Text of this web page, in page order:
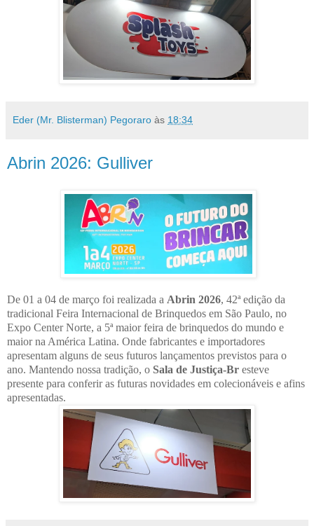
Eder (Mr. Blisterman) Pegoraro às 18:34
Abrin 2026: Gulliver
De 01 a 04 de março foi realizada a Abrin 2026, 42ª edição da
tradicional Feira Internacional de Brinquedos em São Paulo, no
Expo Center Norte, a 5ª maior feira de brinquedos do mundo e
maior na América Latina. Onde fabricantes e importadores
apresentam alguns de seus futuros lançamentos previstos para o
ano. Mantendo nossa tradição, o Sala de Justiça-Br esteve
presente para conferir as futuras novidades em colecionáveis e afins
apresentadas.